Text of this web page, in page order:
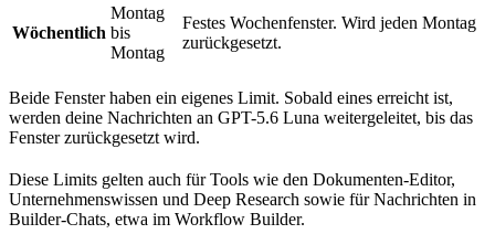
Wöchentlich
Montag
bis
Montag
Festes Wochenfenster. Wird jeden Montag
zurückgesetzt.
Beide Fenster haben ein eigenes Limit. Sobald eines erreicht ist,
werden deine Nachrichten an GPT-5.6 Luna weitergeleitet, bis das
Fenster zurückgesetzt wird.
Diese Limits gelten auch für Tools wie den Dokumenten-Editor,
Unternehmenswissen und Deep Research sowie für Nachrichten in
Builder-Chats, etwa im Workflow Builder.